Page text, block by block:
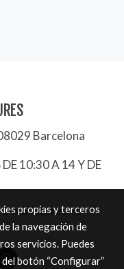
Barcelona
10:30 A 14 Y DE
miniatures.es
propias y terceros
la navegación de
servicios. Puedes
botón “Configurar”